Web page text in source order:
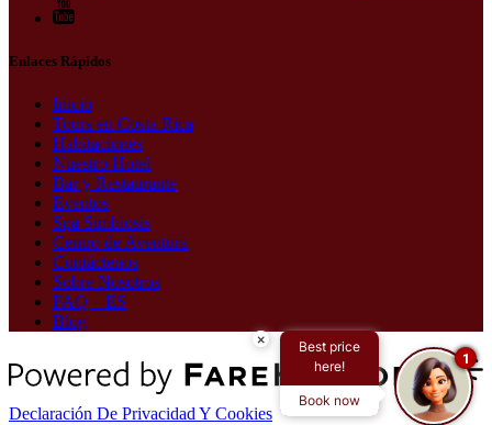
Enlaces Rápidos
Inicio
Tours en Costa Rica
Habitaciones
Nuestro Hotel
Bar y Restaurante
Eventos
Spa Simbiosis
Centro de Aventura
Contáctenos
Sobre Nosotros
FAQ – ES
Blog
Declaración De Privacidad Y Cookies
×
Best price
here!
Book now
1